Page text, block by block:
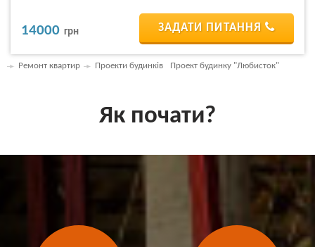
14000 грн ЗАДАТИ ПИТАННЯ
Ремонт квартир Проекти будинків Проект будинку "Любисток"
Як почати?